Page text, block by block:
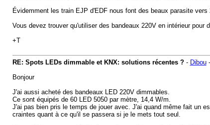
Évidemment les train EJP d'EDF nous font des beaux parasite
Vous devez trouver qu'utiliser des bandeaux 220V en intérieur pour
+T
RE: Spots LEDs dimmable et KNX: solutions récentes ?- Dibou-
Bonjour
J'ai aussi acheté des bandeaux LED 220V dimmables.
Ce sont équipés de 60 LED 5050 par mètre, 14,4 W/m.
J'ai pas bien pris le temps de jouer avec. J'ai quand même fait un
craintes quant à ce qu'il se passera si je le mets tout seul.